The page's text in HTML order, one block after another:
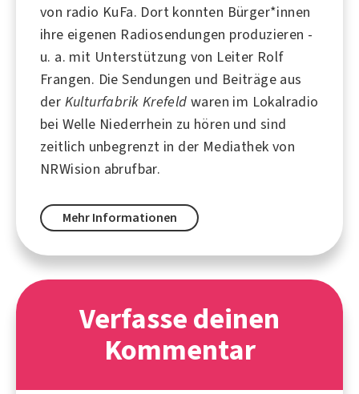
von radio KuFa. Dort konnten Bürger*innen
ihre eigenen Radiosendungen produzieren -
u. a. mit Unterstützung von Leiter Rolf
Frangen. Die Sendungen und Beiträge aus
der Kulturfabrik Krefeld waren im Lokalradio
bei Welle Niederrhein zu hören und sind
zeitlich unbegrenzt in der Mediathek von
NRWision abrufbar.
Mehr Informationen
Verfasse deinen
Kommentar